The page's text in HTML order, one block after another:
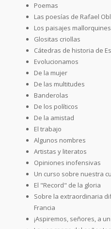
Poemas
Las poesías de Rafael
Los paisajes
Glositas criollas
Cátedras de historia de
Evolucionamos
De la mujer
De las multitudes
Banderolas
De los políticos
De la amistad
El trabajo
Algunos nombres
Artistas y literatos
Opiniones inofensivas
Un curso sobre nuestra
El "Record" de la gloria
Sobre la extraordinaria
Francia
¡Aspiremos, señores, a